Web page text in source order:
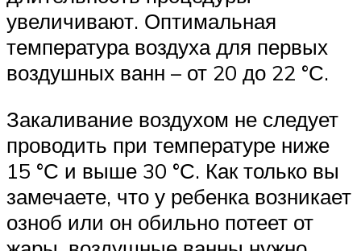
увеличивают. Оптимальная
температура воздуха для первых
воздушных ванн – от 20 до 22 °С.
Закаливание воздухом не следует
проводить при температуре ниже
15 °С и выше 30 °С. Как только вы
замечаете, что у ребенка возникает
озноб или он обильно потеет от